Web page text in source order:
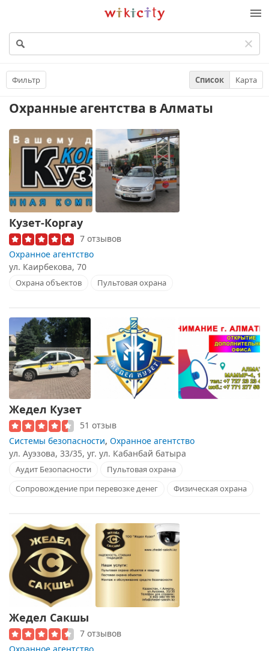
Викисити
Фильтр Список Карта
Охранные агентства в Алматы
Кузет-Коргау
7 отзывов
Охранное агентство
ул. Каирбекова, 70
Охрана объектов Пультовая охрана
Жедел Кузет
51 отзыв
Системы безопасности, Охранное агентство
ул. Ауэзова, 33/35, уг. ул. Кабанбай батыра
Аудит Безопасности
Пультовая охрана
Сопровождение при перевозке денег
Физическая охрана
Жедел Сакшы
7 отзывов
Охранное агентство